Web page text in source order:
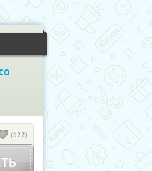
(122)